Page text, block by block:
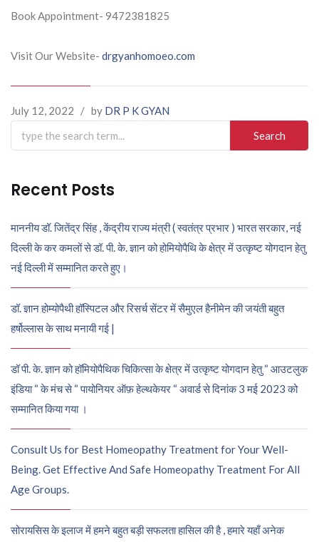
Book Appointment- 9472381825
Visit Our Website- drgyanhomoeo.com
July 12, 2022 / by DR P K GYAN
Search
for:
Recent Posts
माननीय डॉ. जितेंद्र सिंह , केंद्रीय राज्य मंत्री ( स्वतंत्र प्रभार ) भारत सरकार, नई
दिल्ली के कर कमलों से डॉ. पी. के. ज्ञान को होमियोपैथि के क्षेत्र में उत्कृष्ट योगदान हेतु
नई दिल्ली में सम्मानित करते हुए।
डॉ. ज्ञान होम्योपैथी हॉस्पिटल और रिसर्च सेंटर में सैमुएल हैनीमेन की जयंती बहुत
हर्षोल्लास के साथ मनायी गई |
डॉ पी. के. ज्ञान को हॉमियोपैथिक चिकित्सा के क्षेत्र में उत्कृष्ट योगदान हेतु “ आउटलुक
इंडिया “ के मंच से “ पायोनियर ऑफ़ हेल्थकेयर “ अवार्ड से दिनांक 3 मई 2023 को
सम्मानित किया गया ।
Consult Us for Best Homeopathy Treatment for Your Well-
Being. Get Effective And Safe Homeopathy Treatment For All
Age Groups.
सोरायसिस के इलाज में हमने बहुत बड़ी सफलता हासिल की है , हमारे यहाँ अनेक